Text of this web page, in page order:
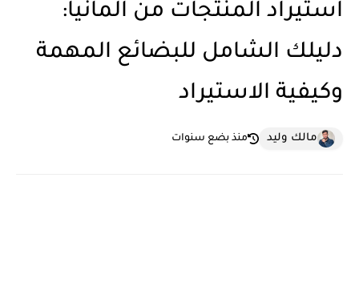
استيراد المنتجات من المانيا:
دليلك الشامل للبضائع المهمة
وكيفية الاستيراد
مالك وليد منذ بضع سنوات